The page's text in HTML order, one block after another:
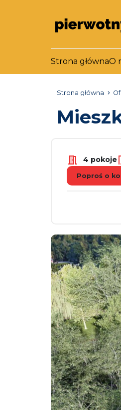
Strona głównaO
Strona główna
4 pokoje
Poproś o